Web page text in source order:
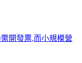
開發票,而小規模營